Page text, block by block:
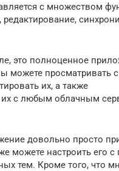
с множеством
это полноценное
можете просматривать
их, а также
их с любым облачным
довольно просто
можете настроить его
тем. Кроме того, что